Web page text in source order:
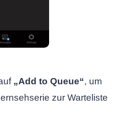
„Add to Queue“, um
zur Warteliste